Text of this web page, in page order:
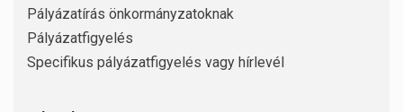
Pályázatírás önkormányzatoknak
Pályázatfigyelés
Specifikus pályázatfigyelés vagy hírlevél